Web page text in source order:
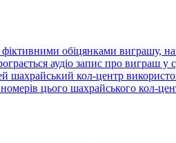
обіцянками виграшу,
аудіо запис про виграш у
кол-центр
цього шахрайського кол-